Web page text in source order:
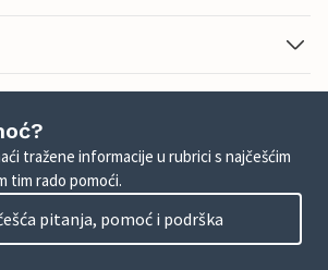
tražene informacije u rubrici s najčešćim
tim rado pomoći.
pitanja, pomoć i podrška